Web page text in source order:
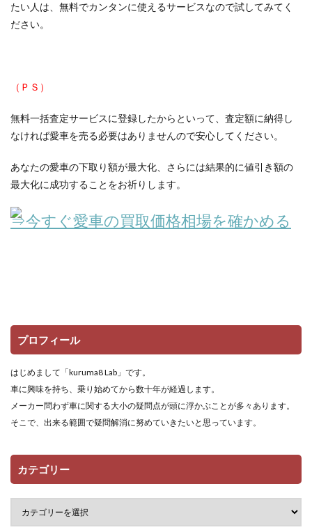
たい人は、無料でカンタンに使えるサービスなので試してみてく
ださい。
（ＰＳ）
無料一括査定サービスに登録したからといって、査定額に納得し
なければ愛車を売る必要はありませんので安心してください。
あなたの愛車の下取り額が最大化、さらには結果的に値引き額の
最大化に成功することをお祈りします。
⇒今すぐ愛車の買取価格相場を確かめる
プロフィール
はじめまして「kuruma8 Lab」です。
車に興味を持ち、乗り始めてから数十年が経過します。
メーカー問わず車に関する大小の疑問点が頭に浮かぶことが多々あります。
そこで、出来る範囲で疑問解消に努めていきたいと思っています。
カテゴリー